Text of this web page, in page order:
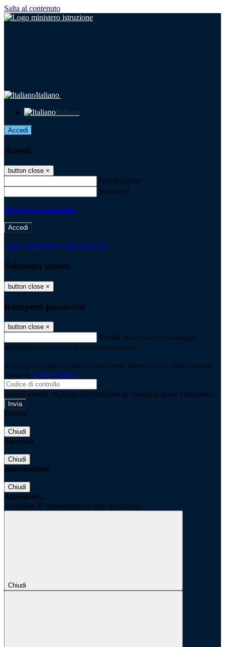
Salta al contenuto
Italiano
Italiano
Accedi
Accedi
button close ×
Nome Utente
Password
Password dimenticata?
-
Entra con SPID Entra con CIE
Seleziona utente
button close ×
Recupero password
button close ×
E-mail Verrà inviato un messaggio
all'indirizzo indicato con le istruzioni necessarie.
Non hai una e-mail associata al nome utente? Effettua il reset della password
tramite la Login Spaggiari
E-mail inviata, si prega di controllare la casella di posta elettronica!
Errore
Chiudi
Successo
Chiudi
Informazione
Chiudi
Attendere...
Attendere il completamento dell'operazione...
Chiudi